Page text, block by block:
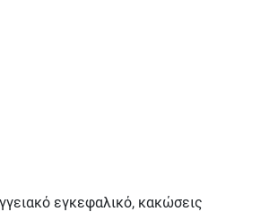
εγκεφαλικό, κακώσεις